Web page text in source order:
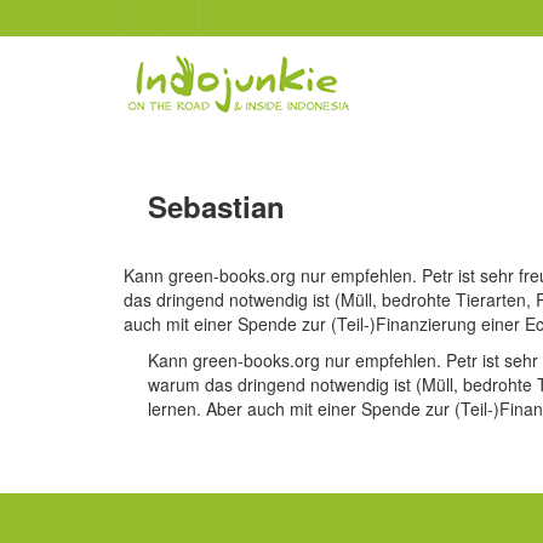
Sebastian
Kann green-books.org nur empfehlen. Petr ist sehr
das dringend notwendig ist (Müll, bedrohte Tierarten,
auch mit einer Spende zur (Teil-)Finanzierung einer
Kann green-books.org nur empfehlen. Petr ist
warum das dringend notwendig ist (Müll,
lernen. Aber auch mit einer Spende zur (Teil-